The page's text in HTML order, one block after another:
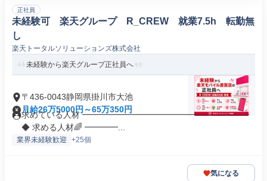
正社員
未経験可 楽天グループ R_CREW 就業7.5h 転勤無
し
楽天トータルソリューションズ株式会社
未経験から楽天グループ正社員へ
〒436-0043静岡県掛川市大池
月給26万5000円～65万350円
求めている人材 ━━━━━━━━━━━━━━━━━━━━
◆ 求める人材🌈 ━━━━...
業界未経験歓迎 +25個
気になる